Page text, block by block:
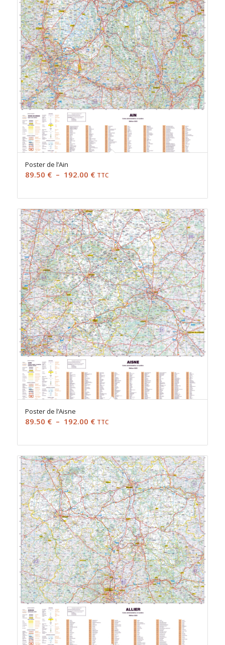
Poster de l’Ain
89.50 € – 192.00 €Plage
prix :
89.50 €
à
192.00 €
TTC
Poster de l’Aisne
89.50 € – 192.00 €Plage
prix :
89.50 €
à
192.00 €
TTC